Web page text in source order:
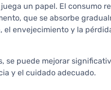
un papel. El consumo
que se absorbe
el envejecimiento y la
se puede mejorar
y el cuidado adecuado.